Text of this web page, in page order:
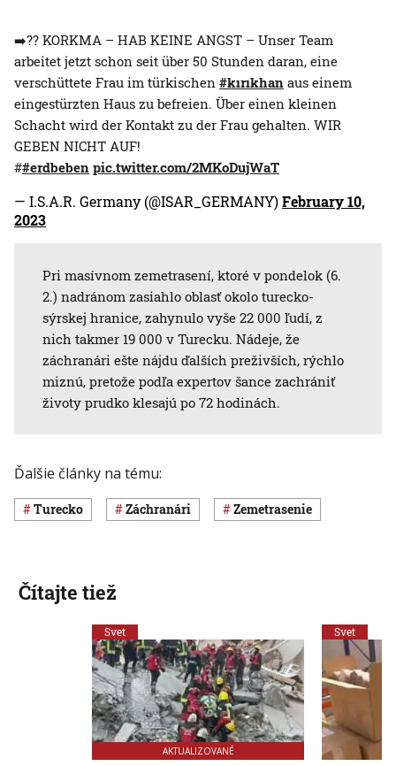
➡️?? KORKMA – HAB KEINE ANGST – Unser Team
arbeitet jetzt schon seit über 50 Stunden daran, eine
verschüttete Frau im türkischen #kırıkhan aus einem
eingestürzten Haus zu befreien. Über einen kleinen
Schacht wird der Kontakt zu der Frau gehalten. WIR
GEBEN NICHT AUF!
##erdbeben pic.twitter.com/2MKoDujWaT
— I.S.A.R. Germany (@ISAR_GERMANY)February 10,
2023
Pri masívnom zemetrasení, ktoré v pondelok (6.
2.) nadránom zasiahlo oblasť okolo turecko-
sýrskej hranice, zahynulo vyše 22 000 ľudí, z
nich takmer 19 000 v Turecku. Nádeje, že
záchranári ešte nájdu ďalších preživších, rýchlo
miznú, pretože podľa expertov šance zachrániť
životy prudko klesajú po 72 hodinách.
Ďalšie články na tému:
Turecko záchranári zemetrasenie
Čítajte tiež
Svet
AKTUALIZOVANÉ
Svet